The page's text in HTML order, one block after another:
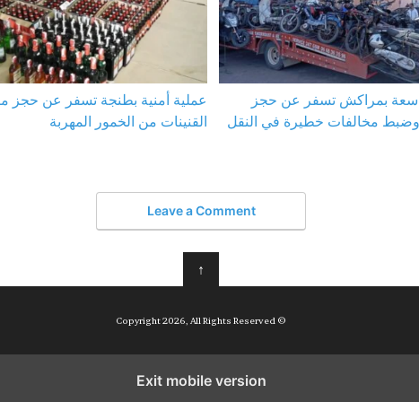
بمراكش تسفر عن حجز
وضبط مخالفات خطيرة في النقل
عملية أمنية بطنجة تسفر عن حجز
القنينات من الخمور المهربة
Leave a Comment
↑
© Copyright 2026, All Rights Reserved
Exit mobile version